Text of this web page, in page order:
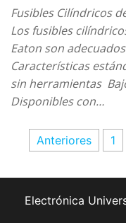
Fusibles Cilíndricos
Los fusibles
Eaton son
Características
sin herramientas
Disponibles con…
Anteriores 1
Electrónica